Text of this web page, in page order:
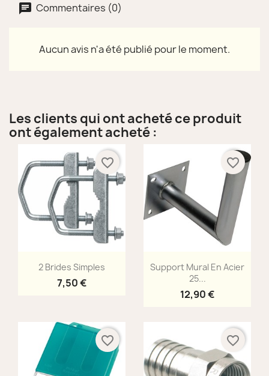
Commentaires (0)
Aucun avis n'a été publié pour le moment.
Les clients qui ont acheté ce produit
ont également acheté :
Aperçu rapide
2 Brides Simples
7,50 €
favorite_border
Aperçu rapide
Support Mural En Acier
25...
12,90 €
favorite_border
favorite_border favorite_border